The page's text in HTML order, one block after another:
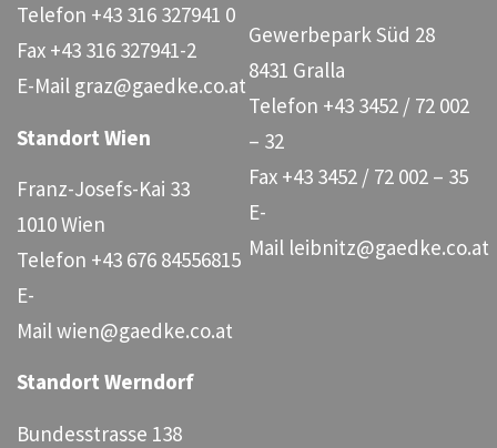
Telefon +43 316 327941 0
Fax +43 316 327941-2
E-Mail graz@gaedke.co.at
Standort Wien
Franz-Josefs-Kai 33
1010 Wien
Telefon +43 676 84556815
E-
Mailwien@gaedke.co.at
Standort Werndorf
Bundesstrasse 138
Gewerbepark Süd 28
8431 Gralla
Telefon +43 3452 / 72 002
– 32
Fax +43 3452 / 72 002 – 35
E-
Mail leibnitz@gaedke.co.at